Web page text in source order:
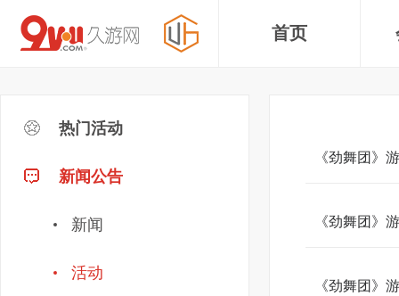
首页
热门活动
新闻公告
新闻
活动
《劲舞团》
《劲舞团》
《劲舞团》